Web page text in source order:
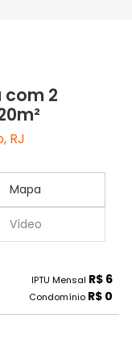
2
RJ
Mapa
Vídeo
IPTU Mensal R$ 6
Condomínio R$ 0